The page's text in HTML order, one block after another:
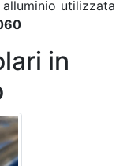
utilizzata
in